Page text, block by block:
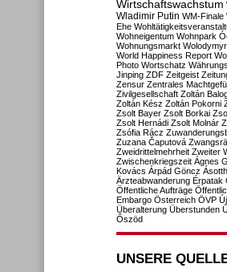
Wirtschaftswachstum
Wladimir Putin WM-Finale
Ehe
Wohneigentum Wohnpark
Wohnungsmarkt
World Happiness Report
Photo Wortschatz
Jinping ZDF Zeitgeist
Zensur Zentrales
Zivilgesellschaft Zoltán
Zoltán Kész Zoltán Pokorni
Zsolt Bayer Zsolt Borkai
Zsolt Hernádi Zsolt Molnár
Zsófia Rácz
Zuzana Čaputová
Zweidrittelmehrheit Zweiter
Zwischenkriegszeit Ágnes
Kovács Árpád Göncz
Ärzteabwanderung Érpatak
Öffentliche Aufträge
Embargo Österreich ÖVP
Überalterung Überstunden
Őszöd
UNSERE